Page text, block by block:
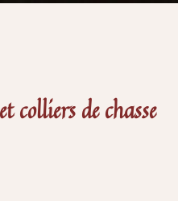
colliers de chasse